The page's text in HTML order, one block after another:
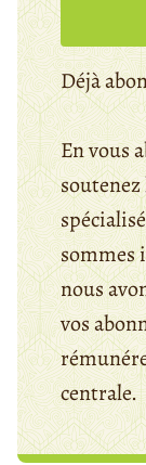
Déjà
En vous
sommes
nous
vos
centrale.